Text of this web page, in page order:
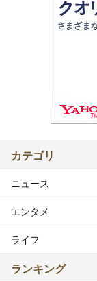
カテゴリ
ニュース
エンタメ
ライフ
ランキング